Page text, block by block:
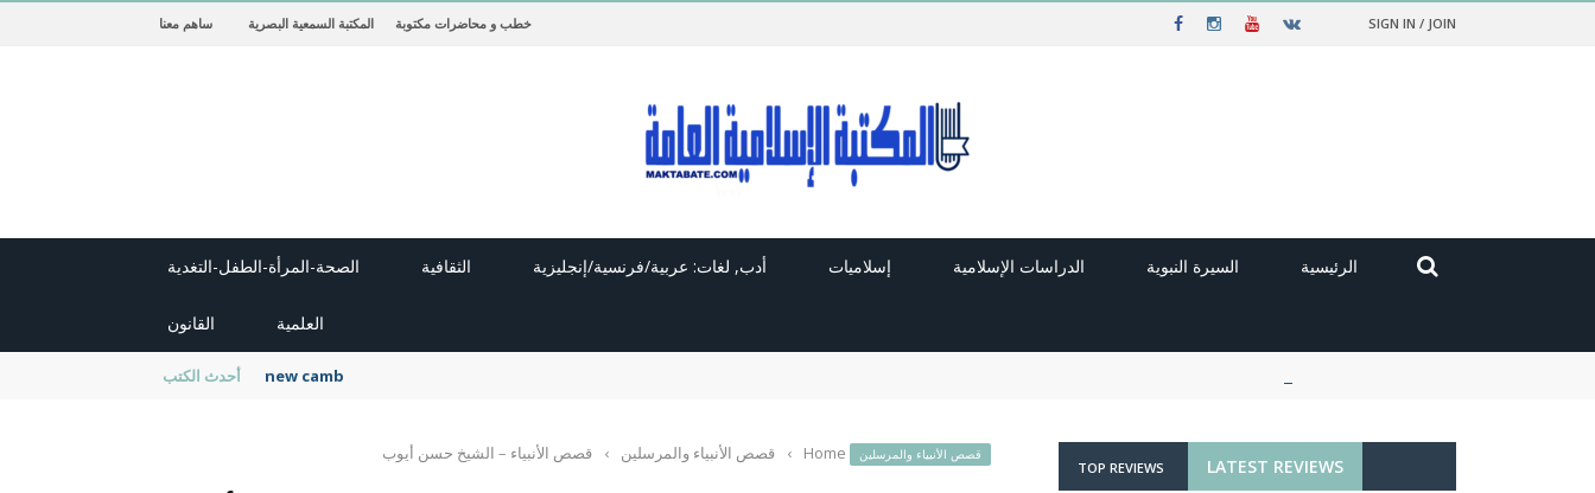
SIGN IN / JOIN خطب و محاضرات مكتوبة المكتبة السمعية البصرية ساهم معنا
الرئيسية السيرة النبوية الدراسات الإسلامية إسلاميات أدب, لغات: عربية/فرنسية/إنجليزية الثقافية الصحة-المرأة-الطفل-التغدية
العلمية القانون
أحدث الكتب new cambridge history of islam
قصص الأنبياء والمرسلين Home
› قصص الأنبياء والمرسلين › قصص الأنبياء – الشيخ حسن أيوب
LATEST REVIEWS
TOP REVIEWS